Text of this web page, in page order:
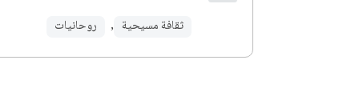
ثقافة مسيحية , روحانيات